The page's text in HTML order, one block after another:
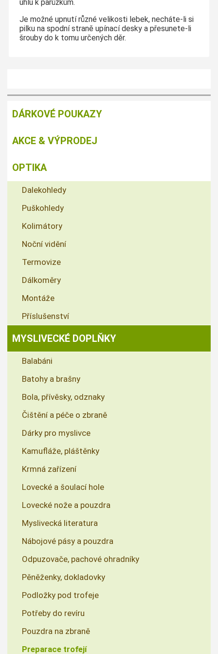
úhlu k parůžkům.
Je možné upnutí různé velikosti lebek, necháte-li si
pilku na spodní straně upínací desky a přesunete-li
šrouby do k tomu určených děr.
DÁRKOVÉ POUKAZY
AKCE & VÝPRODEJ
OPTIKA
Dalekohledy
Puškohledy
Kolimátory
Noční vidění
Termovize
Dálkoměry
Montáže
Příslušenství
MYSLIVECKÉ DOPLŇKY
Balabáni
Batohy a brašny
Bola, přívěsky, odznaky
Čištění a péče o zbraně
Dárky pro myslivce
Kamufláže, pláštěnky
Krmná zařízení
Lovecké a šoulací hole
Lovecké nože a pouzdra
Myslivecká literatura
Nábojové pásy a pouzdra
Odpuzovače, pachové ohradníky
Pěněženky, dokladovky
Podložky pod trofeje
Potřeby do revíru
Pouzdra na zbraně
Preparace trofejí